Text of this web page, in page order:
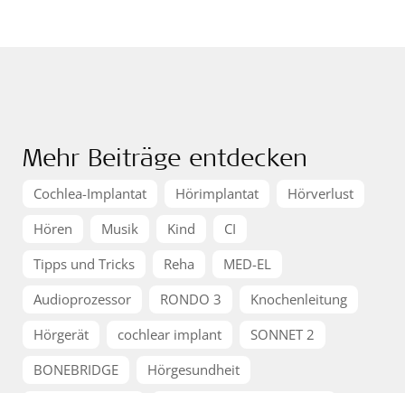
Mehr Beiträge entdecken
Cochlea-Implantat Hörimplantat
Hörverlust
Hören
Musik Kind
CI
Tipps und Tricks
Reha
MED-EL
Audioprozessor
RONDO 3
Knochenleitung
Hörgerät
cochlear implant
SONNET 2
BONEBRIDGE
Hörgesundheit